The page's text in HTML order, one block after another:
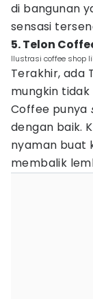
di bangunan
sensasi
5. Telon
Ilustrasi coffee shop
Terakhir, ada
mungkin
Coffee punya
dengan baik.
nyaman buat
membalik